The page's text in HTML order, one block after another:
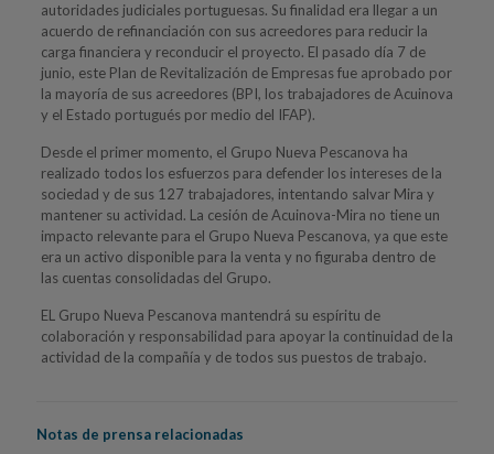
autoridades judiciales portuguesas. Su finalidad era llegar a un
acuerdo de refinanciación con sus acreedores para reducir la
carga financiera y reconducir el proyecto. El pasado día 7 de
junio, este Plan de Revitalización de Empresas fue aprobado por
la mayoría de sus acreedores (BPI, los trabajadores de Acuinova
y el Estado portugués por medio del IFAP).
Desde el primer momento, el Grupo Nueva Pescanova ha
realizado todos los esfuerzos para defender los intereses de la
sociedad y de sus 127 trabajadores, intentando salvar Mira y
mantener su actividad. La cesión de Acuinova-Mira no tiene un
impacto relevante para el Grupo Nueva Pescanova, ya que este
era un activo disponible para la venta y no figuraba dentro de
las cuentas consolidadas del Grupo.
EL Grupo Nueva Pescanova mantendrá su espíritu de
colaboración y responsabilidad para apoyar la continuidad de la
actividad de la compañía y de todos sus puestos de trabajo.
Notas de prensa relacionadas